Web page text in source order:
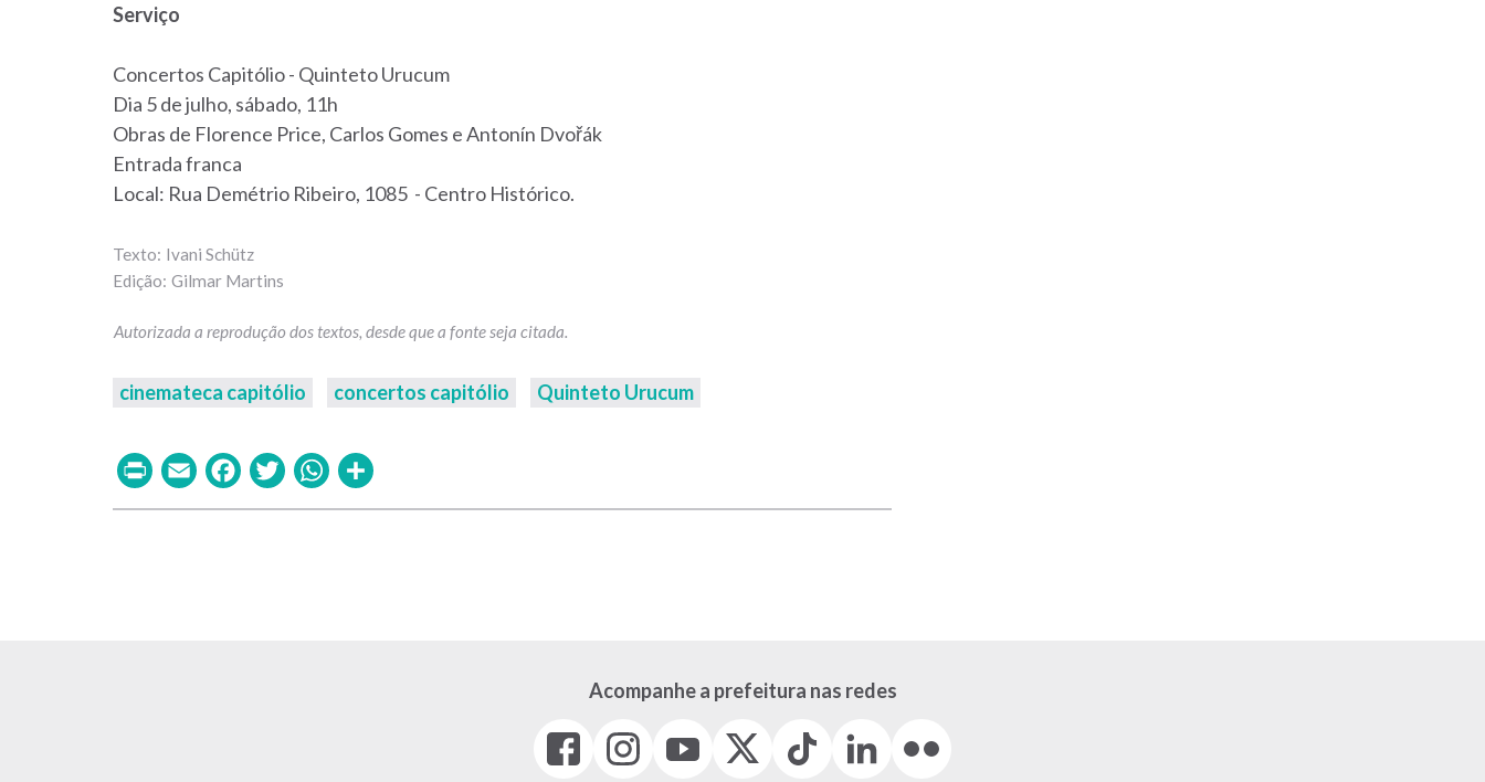
Serviço
Concertos Capitólio - Quinteto Urucum
Dia 5 de julho, sábado, 11h
Obras de Florence Price, Carlos Gomes e Antonín Dvořák
Entrada franca
Local: Rua Demétrio Ribeiro, 1085 - Centro Histórico.
Ivani Schütz
Gilmar Martins
cinemateca capitólio concertos capitólio Quinteto Urucum
PrintEmailFacebook
TwitterWhatsApp
Acompanhe a prefeitura nas redes
Facebook
(link
Instagram
(link
(link
(Antigo
Tiktok
(link
LinkedIn
(link
(link